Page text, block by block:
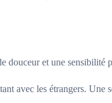
douceur et une
avec les étrangers.